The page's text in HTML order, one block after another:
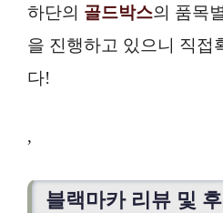
하단의 골드박스의 품목
을 진행하고 있으니 직접
다!
,
블랙마카 리뷰 및 후